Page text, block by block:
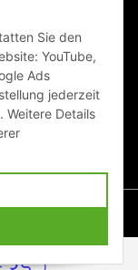
Sie den
YouTube,
Ads
jederzeit
Weitere Details